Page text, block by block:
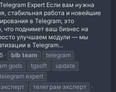
Expert Если вам нужна
стабильная работа и новейшие
в Telegram, это
поднимет ваш бизнес на
улучшаем модули — мы
в Telegram...
blb team
telegram
gods tgsoft
update
expert
телеграм эксперт